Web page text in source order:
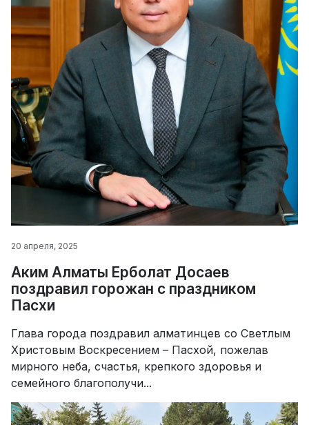
20 апреля, 2025
Аким Алматы Ерболат Досаев
поздравил горожан с праздником
Пасхи
Глава города поздравил алматинцев со Светлым
Христовым Воскресением – Пасхой, пожелав
мирного неба, счастья, крепкого здоровья и
семейного благополучи...